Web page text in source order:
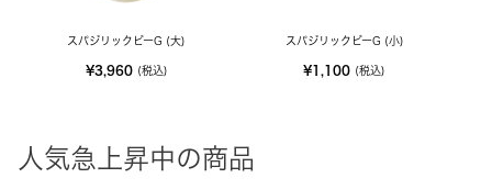
スパジリックビーG (大)
¥3,960 (税込)
スパジリックビーG (小)
¥1,100 (税込)
人気急上昇中の商品